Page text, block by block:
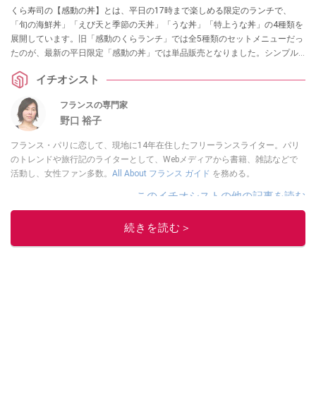
くら寿司の【感動の丼】とは、平日の17時まで楽しめる限定のランチで、
「旬の海鮮丼」「えび天と季節の天丼」「うな丼」「特上うな丼」の4種類を
展開しています。旧「感動のくらランチ」では全5種類のセットメニューだっ
たのが、最新の平日限定「感動の丼」では単品販売となりました。シンプル
くらランチ」のレビューに加え、「感動の丼」の情報を追加して比較をしな
がらお伝えします。
イチオシスト
フランスの専門家
野口 裕子
フランス・パリに恋して、現地に14年在住したフリーランスライター。パリ
のトレンドや旅行記のライターとして、Webメディアから書籍、雑誌などで
活動し、女性ファン多数。 All About フランス ガイド を務める。
このイチオシストの他の記事を読む
続きを読む＞